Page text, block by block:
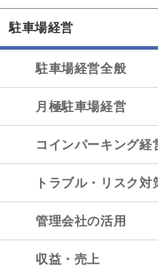
駐車場経営
駐車場経営全般
月極駐車場経営
コインパーキング経
トラブル・リスク対
管理会社の活用
収益・売上